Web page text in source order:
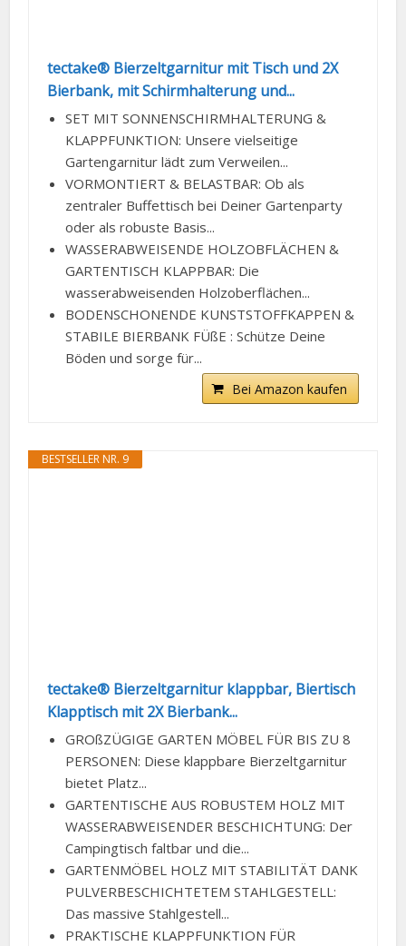
tectake® Bierzeltgarnitur mit Tisch und 2X
Bierbank, mit Schirmhalterung und...
SET MIT SONNENSCHIRMHALTERUNG &
KLAPPFUNKTION: Unsere vielseitige
Gartengarnitur lädt zum Verweilen...
VORMONTIERT & BELASTBAR: Ob als
zentraler Buffettisch bei Deiner Gartenparty
oder als robuste Basis...
WASSERABWEISENDE HOLZOBFLÄCHEN &
GARTENTISCH KLAPPBAR: Die
wasserabweisenden Holzoberflächen...
BODENSCHONENDE KUNSTSTOFFKAPPEN &
STABILE BIERBANK FÜßE : Schütze Deine
Böden und sorge für...
Bei Amazon kaufen
BESTSELLER NR. 9
tectake® Bierzeltgarnitur klappbar, Biertisch
Klapptisch mit 2X Bierbank...
GROßZÜGIGE GARTEN MÖBEL FÜR BIS ZU 8
PERSONEN: Diese klappbare Bierzeltgarnitur
bietet Platz...
GARTENTISCHE AUS ROBUSTEM HOLZ MIT
WASSERABWEISENDER BESCHICHTUNG: Der
Campingtisch faltbar und die...
GARTENMÖBEL HOLZ MIT STABILITÄT DANK
PULVERBESCHICHTETEM STAHLGESTELL:
Das massive Stahlgestell...
PRAKTISCHE KLAPPFUNKTION FÜR